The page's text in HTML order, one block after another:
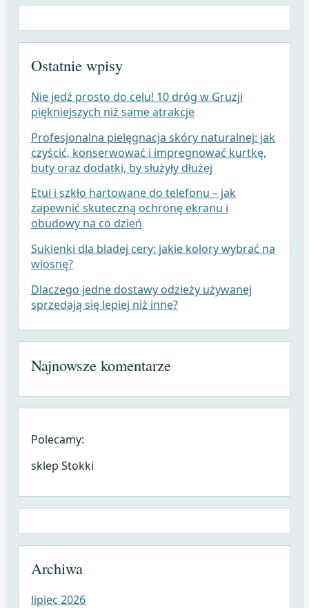
Ostatnie wpisy
Nie jedź prosto do celu! 10 dróg w Gruzji
piękniejszych niż same atrakcje
Profesjonalna pielęgnacja skóry naturalnej: jak
czyścić, konserwować i impregnować kurtkę,
buty oraz dodatki, by służyły dłużej
Etui i szkło hartowane do telefonu – jak
zapewnić skuteczną ochronę ekranu i
obudowy na co dzień
Sukienki dla bladej cery: jakie kolory wybrać na
wiosnę?
Dlaczego jedne dostawy odzieży używanej
sprzedają się lepiej niż inne?
Najnowsze komentarze
Polecamy:
sklep Stokki
Archiwa
lipiec 2026